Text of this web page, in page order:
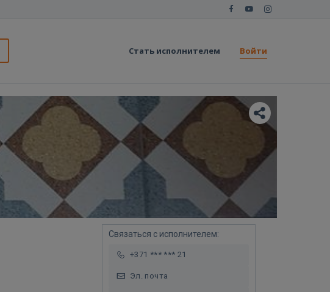
Стать исполнителем Войти
Связаться с исполнителем:
+371 *** *** 21
Эл. почта